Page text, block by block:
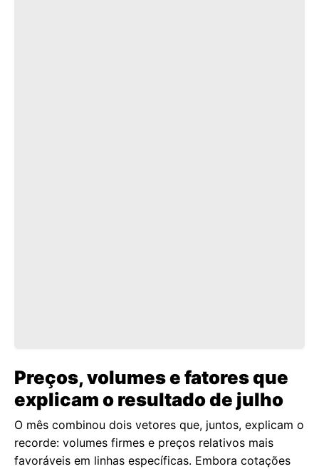
Preços, volumes e fatores que
explicam o resultado de julho
O mês combinou dois vetores que, juntos, explicam o
recorde: volumes firmes e preços relativos mais
favoráveis em linhas específicas. Embora cotações